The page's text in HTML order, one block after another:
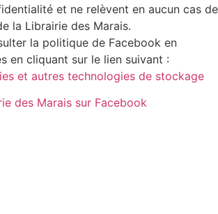
et ne relèvent en aucun cas de
la Librairie des Marais.
la politique de Facebook en
en cliquant sur le lien suivant :
et autres technologies de stockage
des Marais sur Facebook